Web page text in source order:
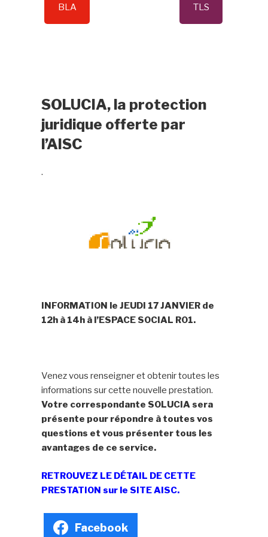
BLA TLS
SOLUCIA, la protection
juridique offerte par
l’AISC
.
INFORMATION le JEUDI 17 JANVIER de
12h à 14h à l’ESPACE SOCIAL R01.
Venez vous renseigner et obtenir toutes les
informations sur cette nouvelle prestation.
Votre correspondante SOLUCIA sera
présente pour répondre à toutes vos
questions et vous présenter tous les
avantages de ce service.
RETROUVEZ LE DÉTAIL DE CETTE
PRESTATION sur le SITE AISC.
Facebook